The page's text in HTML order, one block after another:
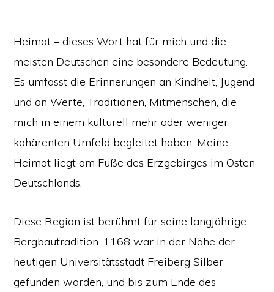
Heimat – dieses Wort hat für mich und die
meisten Deutschen eine besondere Bedeutung.
Es umfasst die Erinnerungen an Kindheit, Jugend
und an Werte, Traditionen, Mitmenschen, die
mich in einem kulturell mehr oder weniger
kohärenten Umfeld begleitet haben. Meine
Heimat liegt am Fuße des Erzgebirges im Osten
Deutschlands.
Diese Region ist berühmt für seine langjährige
Bergbautradition. 1168 war in der Nähe der
heutigen Universitätsstadt Freiberg Silber
gefunden worden, und bis zum Ende des